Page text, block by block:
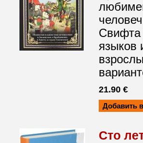
Свифта
языков
21.90 €
Сто